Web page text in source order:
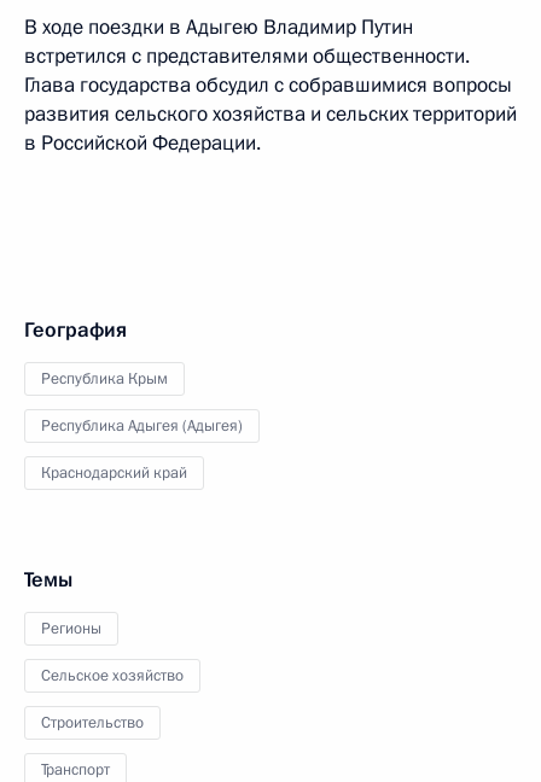
В ходе поездки в Адыгею Владимир Путин
встретился с представителями общественности.
Глава государства обсудил с собравшимися вопросы
развития сельского хозяйства и сельских территорий
в Российской Федерации.
География
Республика Крым
Республика Адыгея (Адыгея)
Краснодарский край
Темы
Регионы
Сельское хозяйство
Строительство
Транспорт